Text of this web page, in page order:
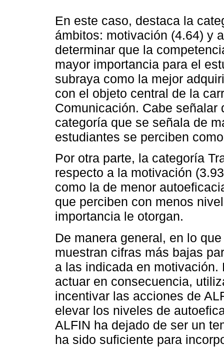
En este caso, destaca la
ámbitos: motivación (4.64) y
determinar que la
mayor importancia para el
subraya como la mejor
con el objeto central de la
Comunicación. Cabe
categoría que se señala de
estudiantes se perciben
Por otra parte, la categoría
respecto a la motivación
como la de menor
que perciben con menos
importancia le otorgan.
De manera general, en lo
muestran cifras más bajas
a las indicada en
actuar en consecuencia,
incentivar las acciones de
elevar los niveles de
ALFIN ha dejado de ser un
ha sido suficiente para